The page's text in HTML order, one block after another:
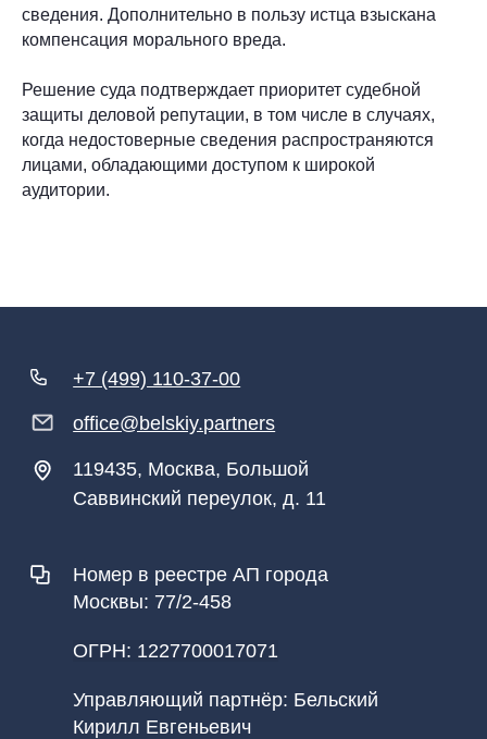
сведения. Дополнительно в пользу истца взыскана
компенсация морального вреда.
Решение суда подтверждает приоритет судебной
защиты деловой репутации, в том числе в случаях,
когда недостоверные сведения распространяются
лицами, обладающими доступом к широкой
аудитории.
office@belskiy.partners
119435, Москва, Большой
Саввинский переулок, д. 11
Номер в реестре АП города
Кирилл Евгеньевич
Москвы «Бельский и партнёры»